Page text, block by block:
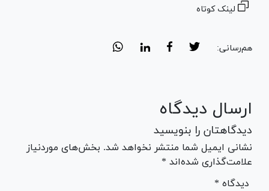
لینک کوتاه
هم‌رسانی:
ارسال دیدگاه
دیدگاهتان را بنویسید
نشانی ایمیل شما منتشر نخواهد شد. بخش‌های موردنیاز
علامت‌گذاری شده‌اند *
* دیدگاه